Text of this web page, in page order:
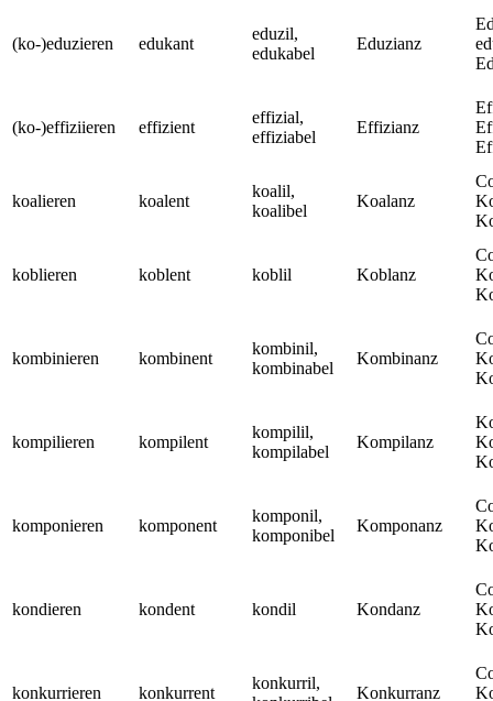
(ko-)eduzieren edukant
eduzil,
edukabel
Eduzianz
(ko-)effiziieren effizient
effizial,
effiziabel
Effizianz
koalieren koalent
koalil,
koalibel
Koalanz
koblieren koblent koblil Koblanz
kombinieren kombinent
kombinil,
kombinabel
Kombinanz
kompilieren kompilent
kompilil,
kompilabel
Kompilanz
komponieren komponent
komponil,
komponibel
Komponanz
kondieren kondent kondil Kondanz
konkurrieren konkurrent
konkurril,
Konkurranz